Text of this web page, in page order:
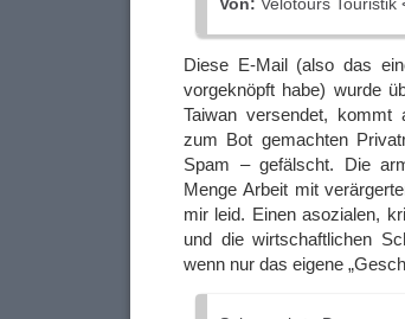
Diese E-Mail (also das
vorgeknöpft habe) wurde
Taiwan versendet, kommt
zum Bot gemachten
Spam – gefälscht. Die
Menge Arbeit mit
mir leid. Einen asozialen,
und die wirtschaftlichen
wenn nur das eigene